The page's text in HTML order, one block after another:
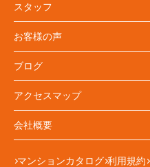
スタッフ
お客様の声
ブログ
アクセスマップ
会社概要
マンションカタログ 利用規約